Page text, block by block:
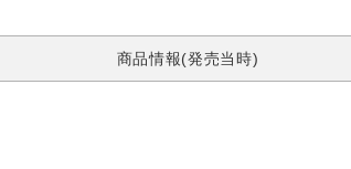
商品情報(発売当時)